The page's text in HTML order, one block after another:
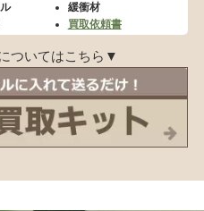
緩衝材
買取依頼書
ついてはこちら▼